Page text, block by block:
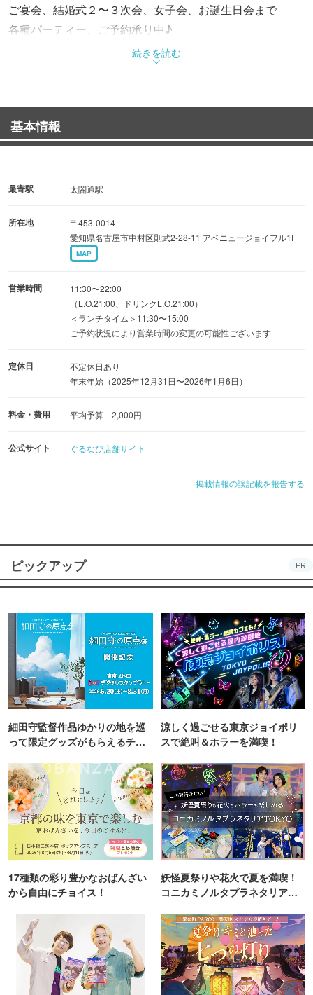
ご宴会、結婚式２〜３次会、女子会、お誕生日会まで
各種パーティー、ご予約承り中♪
20名様から貸し切りOK♪
■お誕生日、記念日には2名様以上で
UP!!
続きを読む
基本情報
最寄駅 太閤通駅
所在地
〒453-0014
愛知県名古屋市中村区則武2-28-11 アベニュージョイフル1F
MAP
営業時間
11:30〜22:00
（L.O.21:00、ドリンクL.O.21:00）
＜ランチタイム＞11:30〜15:00
ご予約状況により営業時間の変更の可能性ございます
定休日
不定休日あり
年末年始（2025年12月31日〜2026年1月6日）
料金・費用 平均予算 2,000円
公式サイト ぐるなび店舗サイト
掲載情報の誤記載を報告する
ピックアップ PR
細田守監督作品ゆかりの地を巡
って限定グッズがもらえるチャ
涼しく過ごせる東京ジョイポリ
スで絶叫＆ホラーを満喫！
17種類の彩り豊かなおばんざい
から自由にチョイス！
妖怪夏祭りや花火で夏を満喫！
コニカミノルタプラネタリア